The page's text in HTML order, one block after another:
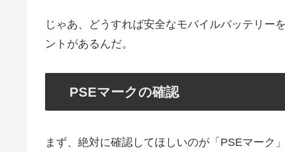
じゃあ、どうすれば安全なモバイルバッテリー
ントがあるんだ。
PSEマークの確認
まず、絶対に確認してほしいのが「PSEマーク